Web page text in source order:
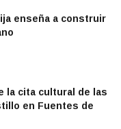
enseña a construir
la cita cultural de las
en Fuentes de